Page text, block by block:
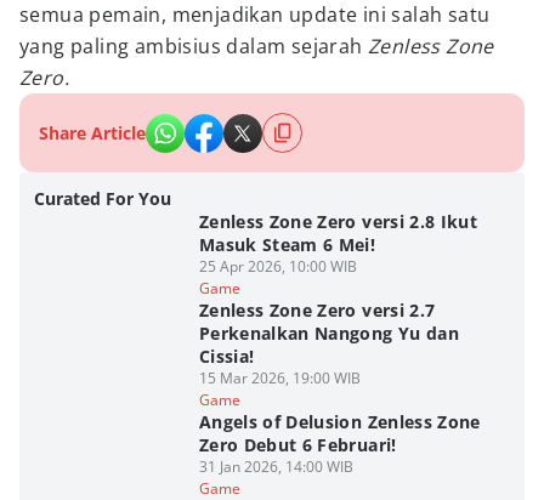
semua pemain, menjadikan update ini salah satu
yang paling ambisius dalam sejarah Zenless Zone
Zero.
Share Article
Curated For You
Zenless Zone Zero versi 2.8 Ikut
Masuk Steam 6 Mei!
25 Apr 2026, 10:00 WIB
Game
Zenless Zone Zero versi 2.7
Perkenalkan Nangong Yu dan
Cissia!
15 Mar 2026, 19:00 WIB
Game
Angels of Delusion Zenless Zone
Zero Debut 6 Februari!
31 Jan 2026, 14:00 WIB
Game